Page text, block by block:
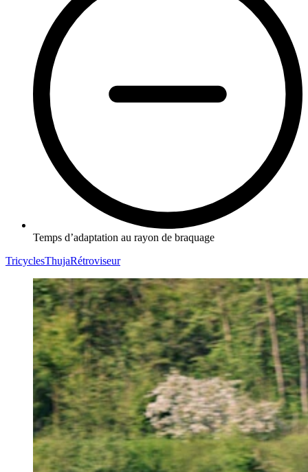
Temps d’adaptation au rayon de braquage
TricyclesThujaRétroviseur